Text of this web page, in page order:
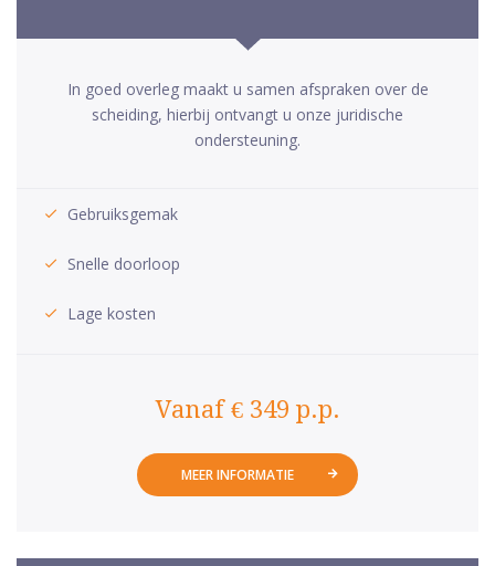
In goed overleg maakt u samen afspraken over de
scheiding, hierbij ontvangt u onze juridische
ondersteuning.
Gebruiksgemak
Snelle doorloop
Lage kosten
Vanaf € 349 p.p.
MEER INFORMATIE